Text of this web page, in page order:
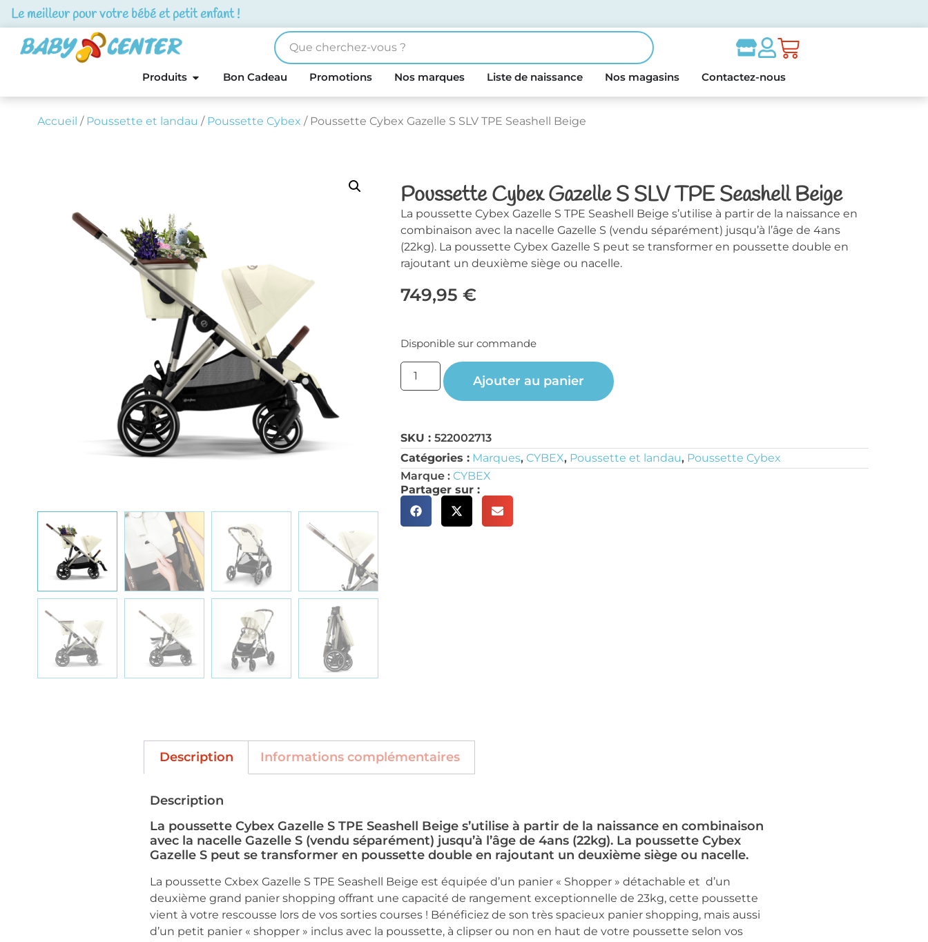
Le meilleur pour votre bébé et petit enfant !
Produits Bon Cadeau Promotions Nos marques Liste de naissance Nos magasins Contactez-nous
Accueil / Poussette et landau / Poussette Cybex / Poussette Cybex Gazelle S SLV TPE Seashell Beige
Poussette Cybex Gazelle S SLV TPE Seashell Beige
La poussette Cybex Gazelle S TPE Seashell Beige s’utilise à partir de la naissance en
combinaison avec la nacelle Gazelle S (vendu séparément) jusqu’à l’âge de 4ans
(22kg). La poussette Cybex Gazelle S peut se transformer en poussette double en
rajoutant un deuxième siège ou nacelle.
749,95€
Disponible sur commande
Ajouter au panier
SKU :522002713
Catégories : Marques,CYBEX, Poussette et landau, Poussette Cybex
Marque :CYBEX
Partager sur :
Description Informations complémentaires
Description
La poussette Cybex Gazelle S TPE Seashell Beige s’utilise à partir de la naissance en combinaison
avec la nacelle Gazelle S (vendu séparément) jusqu’à l’âge de 4ans (22kg). La poussette Cybex
Gazelle S peut se transformer en poussette double en rajoutant un deuxième siège ou nacelle.
La poussette Cxbex Gazelle S TPE Seashell Beige est équipée d’un panier « Shopper » détachable et d’un
deuxième grand panier shopping offrant une capacité de rangement exceptionnelle de 23kg, cette poussette
vient à votre rescousse lors de vos sorties courses ! Bénéficiez de son très spacieux panier shopping, mais aussi
d’un petit panier « shopper » inclus avec la poussette, à clipser ou non en haut de votre poussette selon vos